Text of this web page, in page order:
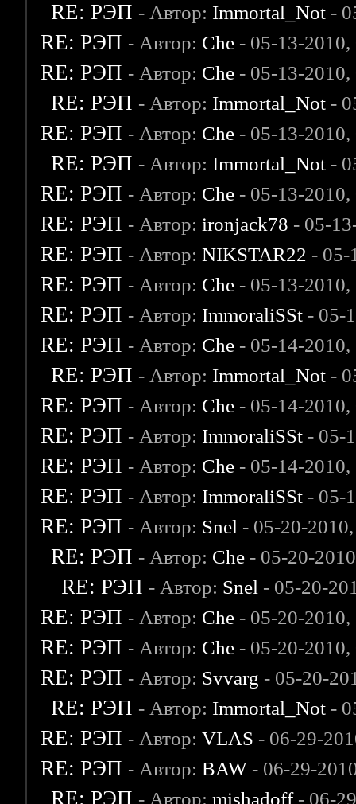
RE: РЭП - Автор: Immortal_Not -
RE: РЭП - Автор: Che - 05-13-
RE: РЭП - Автор: Che - 05-13-
RE: РЭП - Автор: Immortal_Not -
RE: РЭП - Автор: Che - 05-13-
RE: РЭП - Автор: Immortal_Not -
RE: РЭП - Автор: Che - 05-13-
RE: РЭП - Автор: ironjack78 - 05-
RE: РЭП - Автор:NIKSTAR22 - 05-
RE: РЭП - Автор: Che - 05-13-
RE: РЭП - Автор: ImmoraliSSt - 05-
RE: РЭП - Автор: Che - 05-14-
RE: РЭП - Автор: Immortal_Not -
RE: РЭП - Автор: Che - 05-14-
RE: РЭП - Автор: ImmoraliSSt - 05-
RE: РЭП - Автор: Che - 05-14-
RE: РЭП - Автор: ImmoraliSSt - 05-
RE: РЭП - Автор: Snel - 05-20-
RE: РЭП - Автор: Che - 05-20-
RE: РЭП - Автор: Snel - 05-20-
RE: РЭП - Автор: Che - 05-20-
RE: РЭП - Автор: Che - 05-20-
RE: РЭП - Автор: Svvarg - 05-20-
RE: РЭП - Автор: Immortal_Not -
RE: РЭП - Автор:VLAS - 06-29-
RE: РЭП - Автор:BAW - 06-29-
RE: РЭП - Автор:mishadoff- 06-